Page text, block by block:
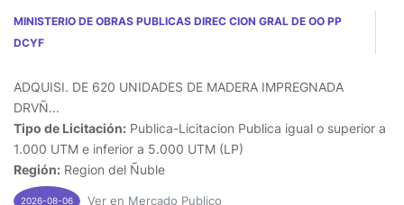
MINISTERIO DE OBRAS PUBLICAS DIREC CION GRAL DE OO PP
DCYF
ADQUISI. DE 620 UNIDADES DE MADERA IMPREGNADA
DRVÑ...
Tipo de Licitación: Publica-Licitacion Publica igual o superior a
1.000 UTM e inferior a 5.000 UTM (LP)
Región: Region del Ñuble
2026-08-06 Ver en Mercado Publico